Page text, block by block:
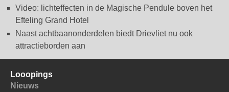
Video: lichteffecten in de Magische Pendule boven het
Efteling Grand Hotel
Naast achtbaanonderdelen biedt Drievliet nu ook
attractieborden aan
Looopings
Nieuws